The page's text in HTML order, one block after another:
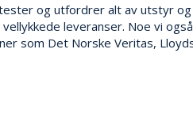
og utfordrer alt av utstyr
leveranser. Noe vi
som Det Norske Veritas,